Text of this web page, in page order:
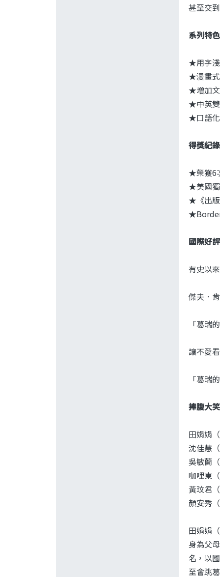
甚至交
系列特色
★用字
★漫畫
★增加文
★中英
★口語
得獎紀錄
★榮獲6
★美國
★《出
國際好評
有史以
傑夫．
「葛瑞
讓不愛
「葛瑞
捧腹大
田娟娟
沈佳慧
吳敏蘭
咖哩東
黃玟君
顏安秀
田娟娟
身為父
名，以
至會跳